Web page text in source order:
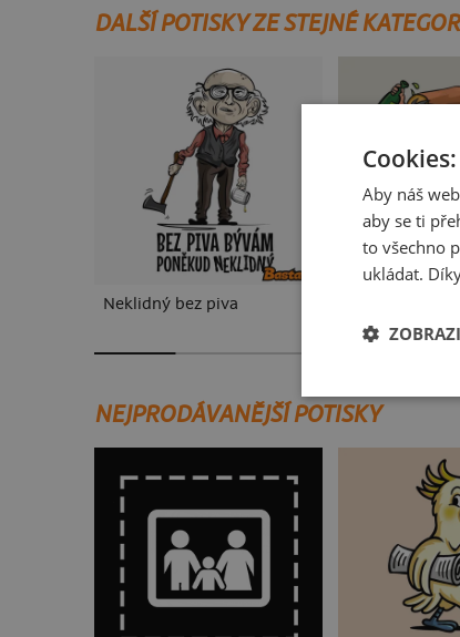
DALŠÍ POTISKY ZE STEJNÉ
Neklidný bez piva
NEJPRODÁVANĚJŠÍ POTISKY
Aby náš
aby se ti
to všechno
ukládat.